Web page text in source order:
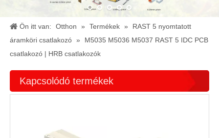
Ön itt van: Otthon » Termékek »
RAST 5 nyomtatott
áramköri csatlakozó »
M5035 M5036 M5037 RAST 5 IDC PCB
csatlakozó | HRB csatlakozók
Kapcsolódó termékek